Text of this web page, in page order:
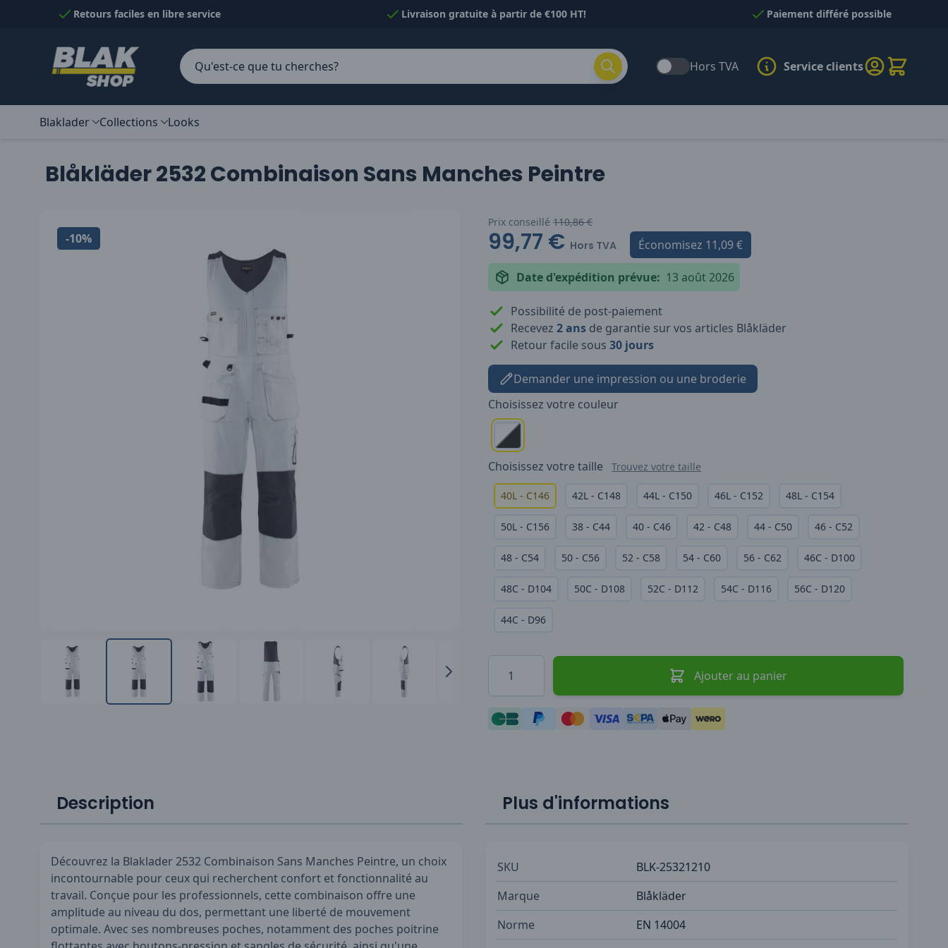
Passer au contenuRetours faciles en libre service Livraison gratuite à partir de €100 HT! Paiement différé possible
Hors TVA Service clients
Blaklader Collections Looks
Blåkläder 2532 Combinaison Sans Manches Peintre
-10%
Prix conseillé 110,86 €
99,77 € Hors TVA Économisez 11,09 €
Date d'expédition prévue: 13 août 2026
Possibilité de post-paiement
Recevez 2 ans de garantie sur vos articles Blåkläder
Retour facile sous 30 jours
Demander une impression ou une broderie
Choisissez votre couleur
Choisissez votre taille Trouvez votre taille
40L - C146 42L - C148 44L - C150 46L - C152 48L - C154
50L - C156 38 - C44 40 - C46 42 - C48 44 - C50 46 - C52
48 - C54 50 - C56 52 - C58 54 - C60 56 - C62 46C - D100
48C - D104 50C - D108 52C - D112 54C - D116 56C - D120
44C - D96
Ajouter au panier
Description
Découvrez la Blaklader 2532 Combinaison Sans Manches Peintre, un choix
incontournable pour ceux qui recherchent confort et fonctionnalité au
travail. Conçue pour les professionnels, cette combinaison offre une
amplitude au niveau du dos, permettant une liberté de mouvement
optimale. Avec ses nombreuses poches, notamment des poches poitrine
Plus d'informations
SKU
BLK-25321210
Marque
Blåkläder
Norme
EN 14004